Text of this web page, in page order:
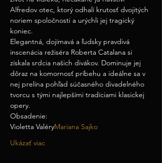
Alfredov otec, ktorý odhalí krutosť dvojitých
noriem spoločnosti a urýchli jej tragický
koniec.
Elegantná, dojímavá a ľudsky pravdivá
inscenácia režiséra Roberta Catalana si
získala srdcia našich divákov. Dominuje jej
dôraz na komornosť príbehu a ideálne sa v
nej prelína pohľad súčasného divadelného
tvorcu s tými najlepšími tradíciami klasickej
opery.
Obsadenie:
Violetta ValéryMariana Sajko
Ukázať viac